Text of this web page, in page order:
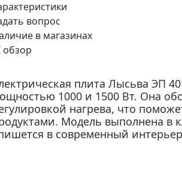
вопрос
в магазинах
обзор
плита Лысьва ЭП
1000 и 1500 Вт. Она
нагрева, что
Модель выполнена в
в современный